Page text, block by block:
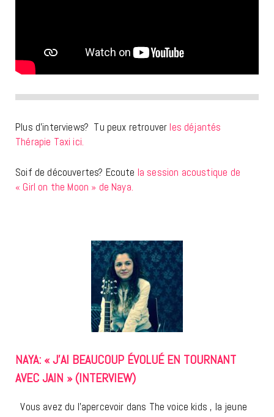
Plus d’interviews? Tu peux retrouver les déjantés
Thérapie Taxi ici.
Soif de découvertes? Ecoute la session acoustique de
« Girl on the Moon » de Naya.
NAYA: « J’AI BEAUCOUP ÉVOLUÉ EN TOURNANT
AVEC JAIN » (INTERVIEW)
Vous avez du l’apercevoir dans The voice kids , la jeune